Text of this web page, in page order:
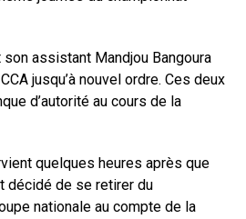
son assistant Mandjou Bangoura
jusqu’à nouvel ordre. Ces deux
d’autorité au cours de la
quelques heures après que
décidé de se retirer du
nationale au compte de la